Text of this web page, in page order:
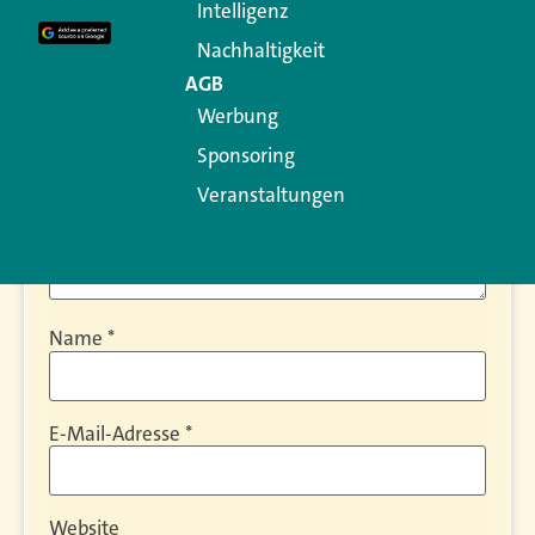
Kommentar
Name *
E-Mail-Adresse *
Website
Intelligenz
Nachhaltigkeit
AGB
Werbung
Sponsoring
Veranstaltungen